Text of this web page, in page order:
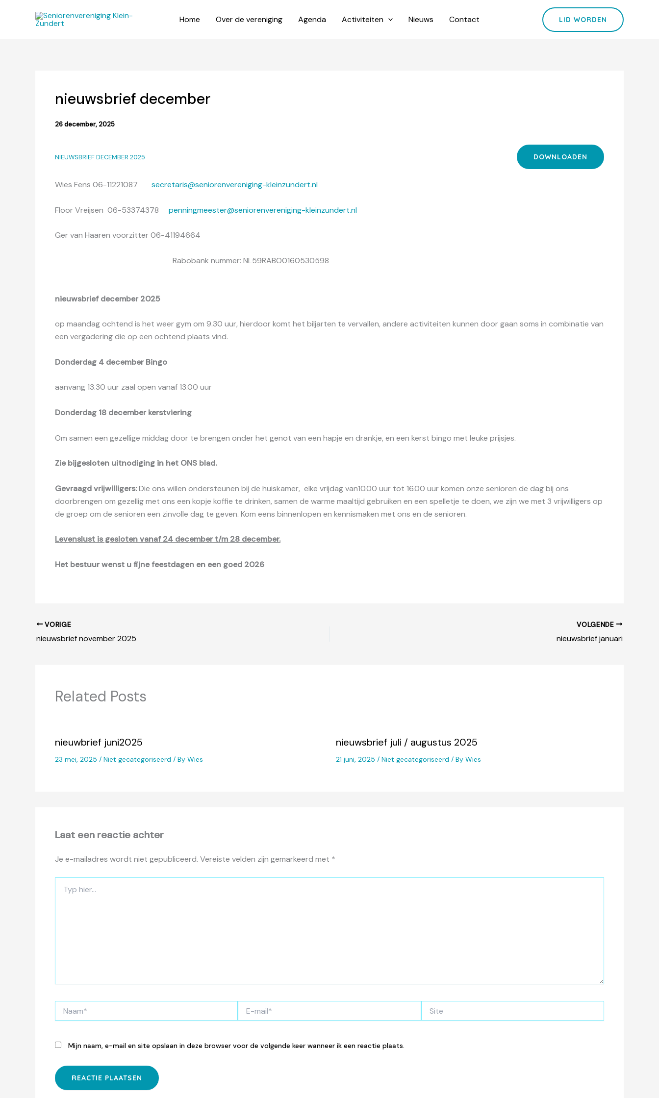
Home Over de vereniging Agenda Activiteiten Nieuws Contact LID WORDEN
nieuwsbrief december
26 december, 2025
NIEUWSBRIEF DECEMBER 2025 DOWNLOADEN
Wies Fens 06-11221087 secretaris@seniorenvereniging-kleinzundert.nl
Floor Vreijsen 06-53374378 penningmeester@seniorenvereniging-kleinzundert.nl
Ger van Haaren voorzitter 06-41194664
Rabobank nummer: NL59RABO0160530598
nieuwsbrief december 2025
op maandag ochtend is het weer gym om 9.30 uur, hierdoor komt het biljarten te vervallen, andere activiteiten kunnen door gaan soms in combinatie van
een vergadering die op een ochtend plaats vind.
Donderdag 4 december Bingo
aanvang 13.30 uur zaal open vanaf 13.00 uur
Donderdag 18 december kerstviering
Om samen een gezellige middag door te brengen onder het genot van een hapje en drankje, en een kerst bingo met leuke prijsjes.
Zie bijgesloten uitnodiging in het ONS blad.
Gevraagd vrijwilligers:Die ons willen ondersteunen bij de huiskamer, elke vrijdag van10.00 uur tot 16.00 uur komen onze senioren de dag bij ons
doorbrengen om gezellig met ons een kopje koffie te drinken, samen de warme maaltijd gebruiken en een spelletje te doen, we zijn we met 3 vrijwilligers op
de groep om de senioren een zinvolle dag te geven. Kom eens binnenlopen en kennismaken met ons en de senioren.
Levenslust is gesloten vanaf 24 december t/m 28 december.
Het bestuur wenst u fijne feestdagen en een goed 2026
VORIGE
nieuwsbrief november 2025
VOLGENDE
nieuwsbrief januari
Related Posts
nieuwbrief juni2025
23 mei, 2025 / Niet gecategoriseerd / By Wies
nieuwsbrief juli / augustus 2025
21 juni, 2025 / Niet gecategoriseerd / By Wies
Laat een reactie achter
Je e-mailadres wordt niet gepubliceerd. Vereiste velden zijn gemarkeerd met *
hier...
mail*
Mijn naam, e-mail en site opslaan in deze browser voor de volgende keer wanneer ik een reactie plaats.